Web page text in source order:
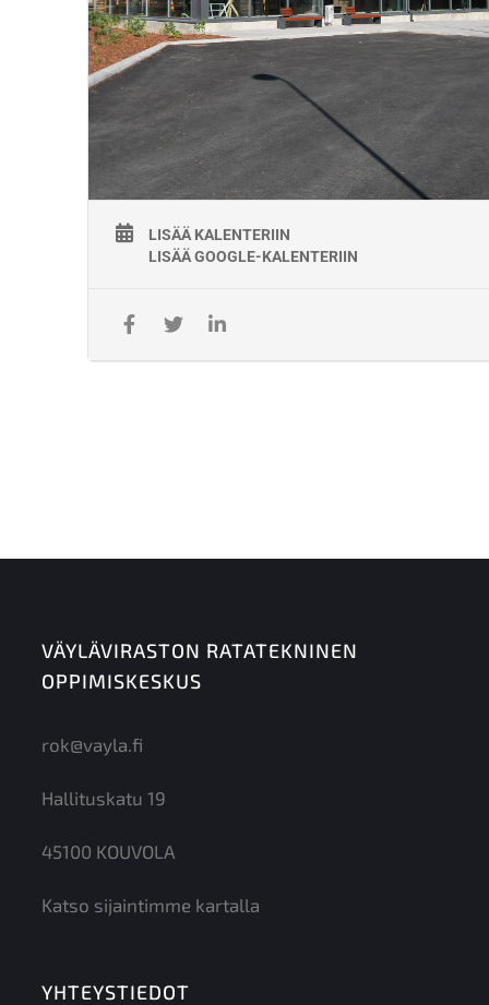
korjaamiseen ja rakentamiseen, kunnossapitotason
arviointiin, radan liikennöitävyyden arviointiin ja vaihteiden
asentamiseen. Päällysrakennepätevyys vaaditaan henkilöiltä,
jotka johtavat työmaalla päällysrakennetöitä.
Päällysrakennetöitä ovat mm. päällysrakenteen
ja kunnossapito, vaihteen säätö, vaihteen kunnossapito.
Koulutukset pidetään Ratateknisessä Oppimiskeskuksessa,
Kouvolassa. Koulutus kestää 7 arkipäivää.
Hinta:
2900€/hlö (alv 0 %)
7 arkipäivää
Varusteet:
Koulutuksen järjestäjä:
Koulutuksen käytännön järjestelyistä vastaa
koulutuskumppaniksi toteuttamaan työpätevyyskoulutuksia
050 382 9892
jarkko.kumpulainen@kisco.fi
LISÄÄ KALENTERIIN
LISÄÄ GOOGLE-KALENTERIIN
VÄYLÄVIRASTON RATATEKNINEN
OPPIMISKESKUS
rok@vayla.fi
Hallituskatu 19
45100 KOUVOLA
Katso sijaintimme kartalla
YHTEYSTIEDOT